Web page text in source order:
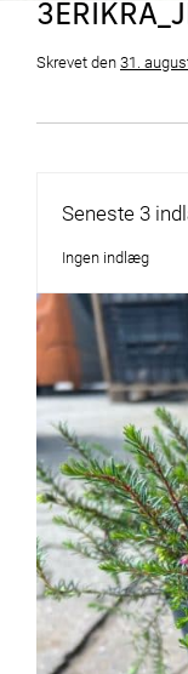
Skrevetden31.
Seneste 3
Ingen indlæg